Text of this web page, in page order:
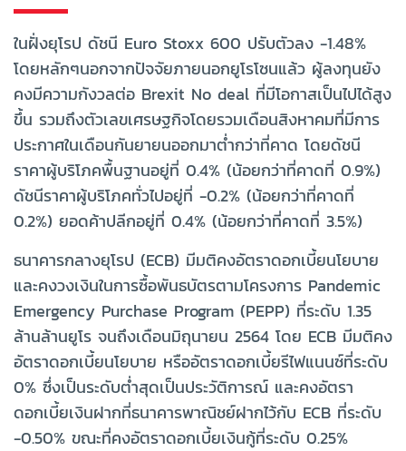
ในฝั่งยุโรป ดัชนี Euro Stoxx 600 ปรับตัวลง -1.48%
โดยหลักๆนอกจากปัจจัยภายนอกยูโรโซนแล้ว ผู้ลงทุนยัง
คงมีความกังวลต่อ Brexit No deal ที่มีโอกาสเป็นไปได้สูง
ขึ้น รวมถึงตัวเลขเศรษฐกิจโดยรวมเดือนสิงหาคมที่มีการ
ประกาศในเดือนกันยายนออกมาต่ำกว่าที่คาด โดยดัชนี
ราคาผู้บริโภคพื้นฐานอยู่ที่ 0.4% (น้อยกว่าที่คาดที่ 0.9%)
ดัชนีราคาผู้บริโภคทั่วไปอยู่ที่ -0.2% (น้อยกว่าที่คาดที่
0.2%) ยอดค้าปลีกอยู่ที่ 0.4% (น้อยกว่าที่คาดที่ 3.5%)
ธนาคารกลางยุโรป (ECB) มีมติคงอัตราดอกเบี้ยนโยบาย
และคงวงเงินในการซื้อพันธบัตรตามโครงการ Pandemic
Emergency Purchase Program (PEPP) ที่ระดับ 1.35
ล้านล้านยูโร จนถึงเดือนมิถุนายน 2564 โดย ECB มีมติคง
อัตราดอกเบี้ยนโยบาย หรืออัตราดอกเบี้ยรีไฟแนนซ์ที่ระดับ
0% ซึ่งเป็นระดับต่ำสุดเป็นประวัติการณ์ และคงอัตรา
ดอกเบี้ยเงินฝากที่ธนาคารพาณิชย์ฝากไว้กับ ECB ที่ระดับ
-0.50% ขณะที่คงอัตราดอกเบี้ยเงินกู้ที่ระดับ 0.25%